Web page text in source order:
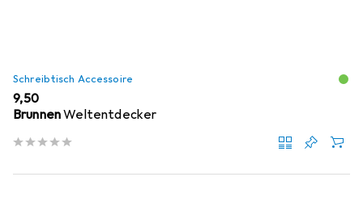
Schreibtisch Accessoire
EUR
9,50
BrunnenWeltentdecker